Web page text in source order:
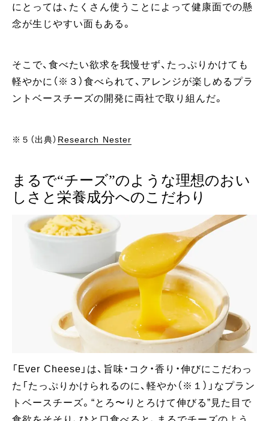
にとっては、たくさん使うことによって健康面での懸
念が生じやすい面もある。
そこで、食べたい欲求を我慢せず、たっぷりかけても
軽やかに（※３）食べられて、アレンジが楽しめるプラ
ントベースチーズの開発に両社で取り組んだ。
※５（出典） Research Nester
まるで“チーズ”のような理想のおい
しさと栄養成分へのこだわり
「Ever Cheese」は、旨味・コク・香り・伸びにこだわっ
た「たっぷりかけられるのに、軽やか（※１）」なプラン
トベースチーズ。“とろ〜りとろけて伸びる”見た目で